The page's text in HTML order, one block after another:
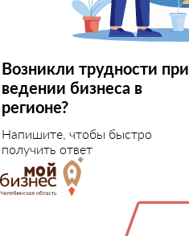
Возникли трудности при
ведении бизнеса в
регионе?
Напишите, чтобы быстро
получить ответ